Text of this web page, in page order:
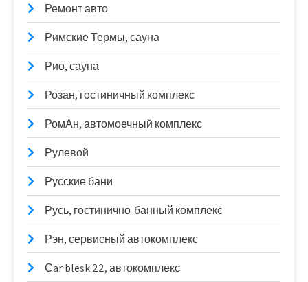
Ремонт авто
Римские Термы, сауна
Рио, сауна
Розан, гостиничный комплекс
РомАн, автомоечный комплекс
Рулевой
Русские бани
Русь, гостинично-банный комплекс
Рэн, сервисный автокомплекс
Сar blesk 22, автокомплекс